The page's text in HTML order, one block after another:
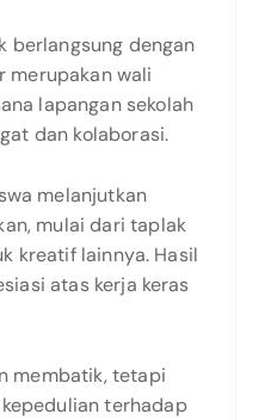
berlangsung dengan
merupakan wali
lapangan sekolah
dan kolaborasi.
melanjutkan
mulai dari taplak
kreatif lainnya. Hasil
atas kerja keras
membatik, tetapi
terhadap